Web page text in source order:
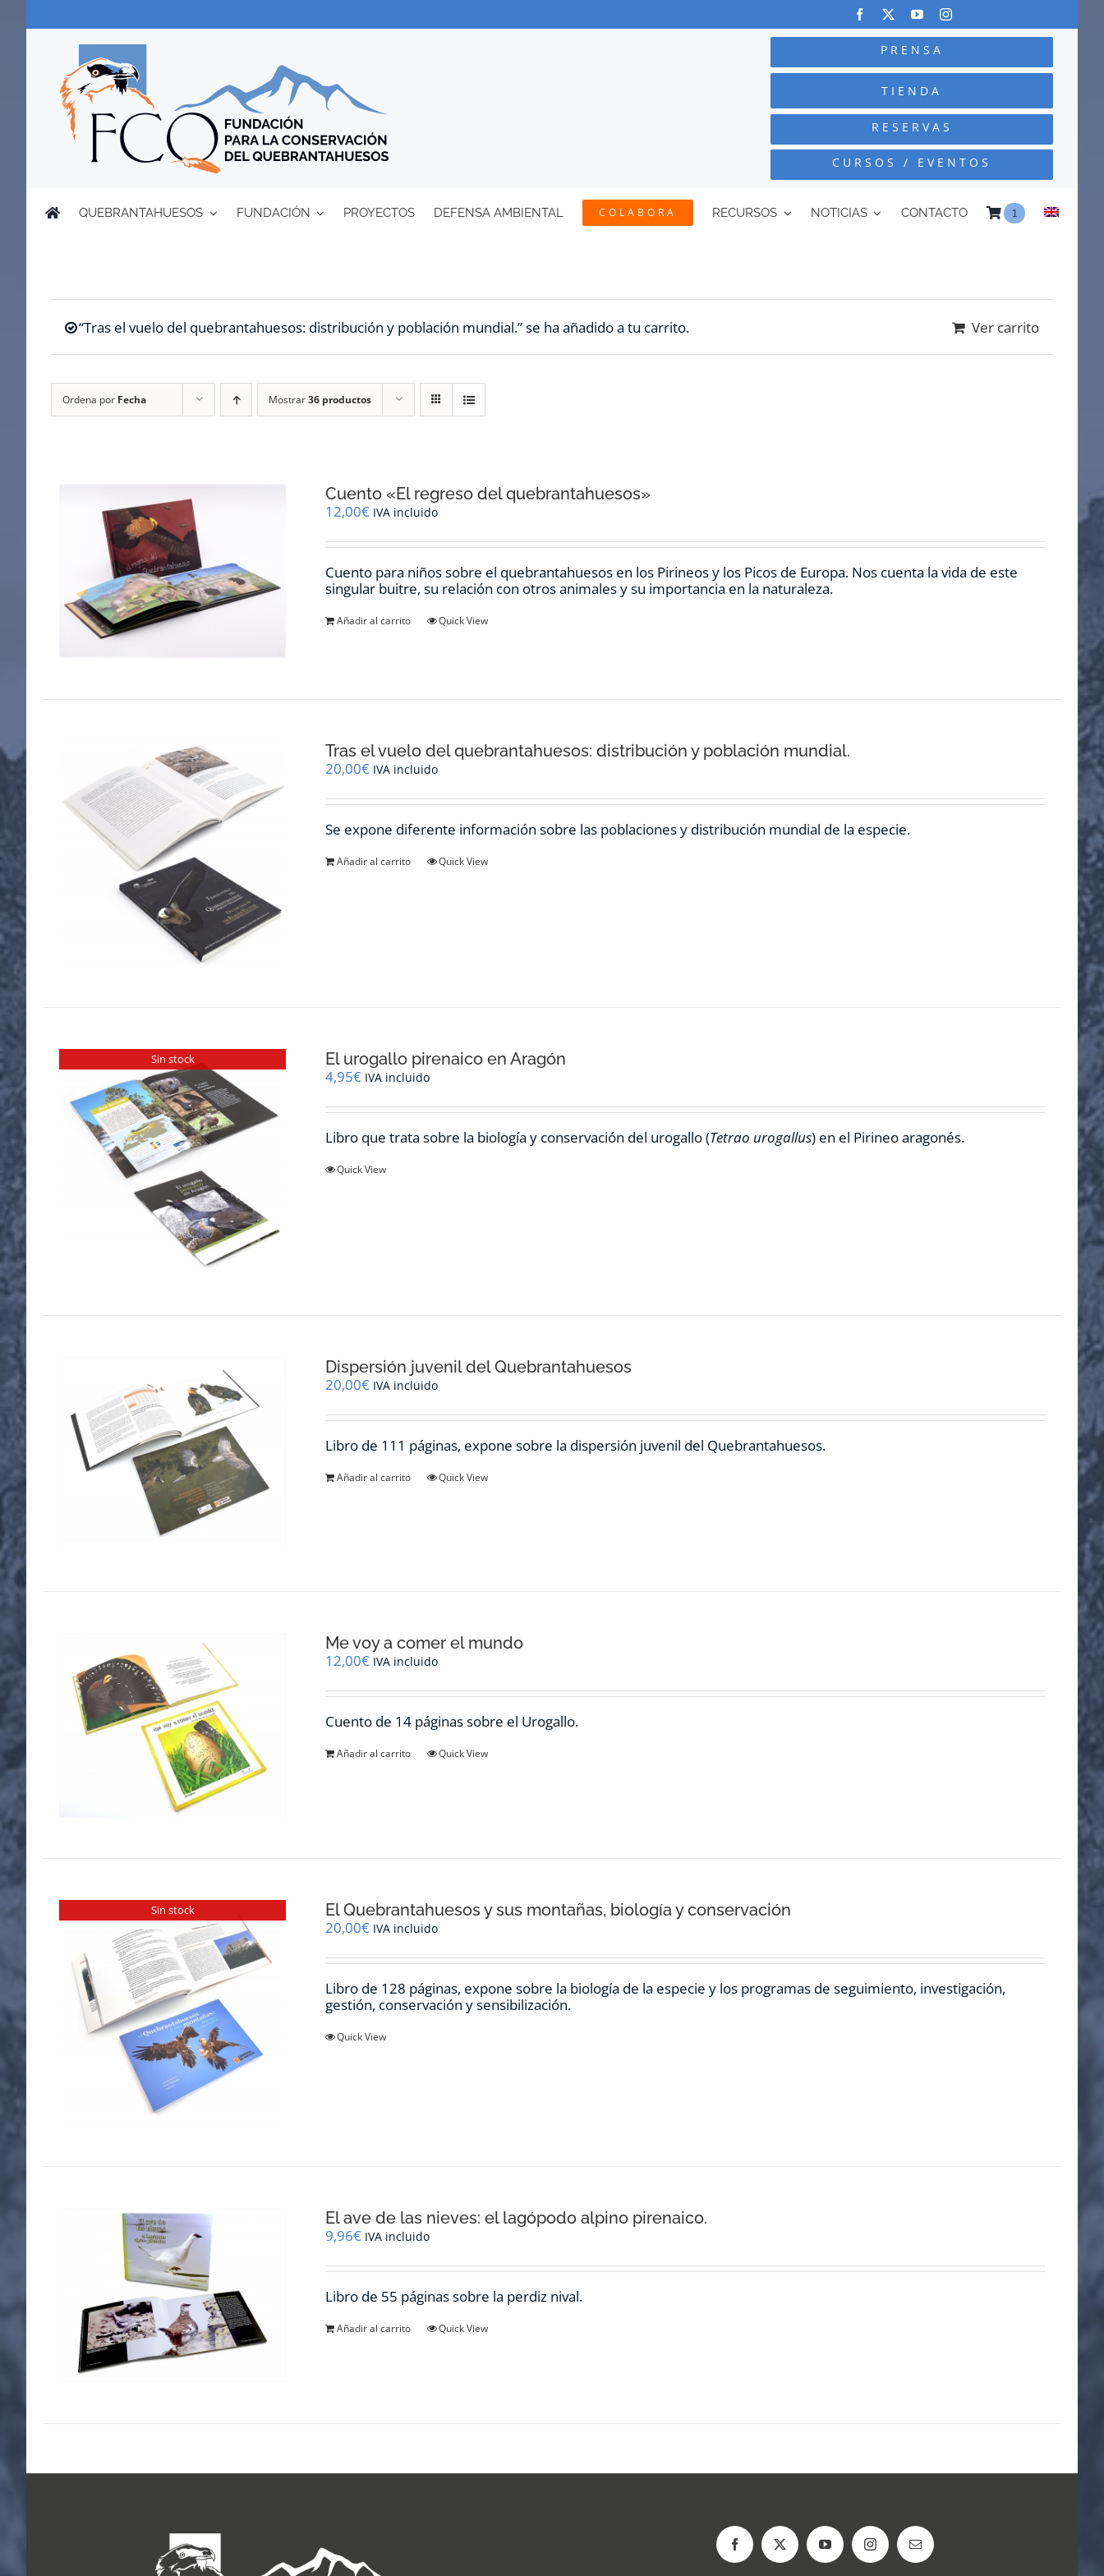
PRENSA
TIENDA
RESERVAS
CURSOS / EVENTOS
QUEBRANTAHUESOS FUNDACIÓN PROYECTOS DEFENSA AMBIENTAL COLABORA RECURSOS NOTICIAS CONTACTO 1
“Tras el vuelo del quebrantahuesos: distribución y población mundial.” se ha añadido a tu carrito. Ver carrito
Ordena por Fecha Mostrar36 productos
Cuento «El regreso del quebrantahuesos»
12,00€ IVA incluido
Cuento para niños sobre el quebrantahuesos en los Pirineos y los Picos de Europa. Nos cuenta la vida de este
singular buitre, su relación con otros animales y su importancia en la naturaleza.
Añadir al carrito Quick View
Tras el vuelo del quebrantahuesos: distribución y población mundial.
20,00€ IVA incluido
Se expone diferente información sobre las poblaciones y distribución mundial de la especie.
Añadir al carrito Quick View
Sin stock El urogallo pirenaico en Aragón
4,95€ IVA incluido
Libro que trata sobre la biología y conservación del urogallo (Tetrao urogallus) en el Pirineo aragonés.
Quick View
Dispersión juvenil del Quebrantahuesos
20,00€ IVA incluido
Libro de 111 páginas, expone sobre la dispersión juvenil del Quebrantahuesos.
Añadir al carrito Quick View
Me voy a comer el mundo
12,00€ IVA incluido
Cuento de 14 páginas sobre el Urogallo.
Añadir al carrito Quick View
Sin stock El Quebrantahuesos y sus montañas, biología y conservación
20,00€ IVA incluido
Libro de 128 páginas, expone sobre la biología de la especie y los programas de seguimiento, investigación,
gestión, conservación y sensibilización.
Quick View
El ave de las nieves: el lagópodo alpino pirenaico.
9,96€ IVA incluido
Libro de 55 páginas sobre la perdiz nival.
Añadir al carrito Quick View